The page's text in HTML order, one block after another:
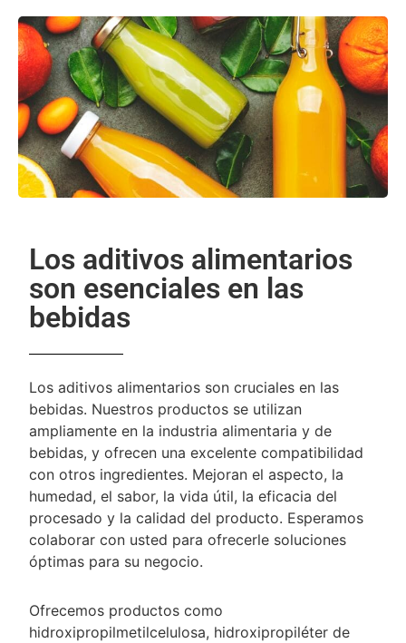
Los aditivos alimentarios
son esenciales en las
bebidas
Los aditivos alimentarios son cruciales en las
bebidas. Nuestros productos se utilizan
ampliamente en la industria alimentaria y de
bebidas, y ofrecen una excelente compatibilidad
con otros ingredientes. Mejoran el aspecto, la
humedad, el sabor, la vida útil, la eficacia del
procesado y la calidad del producto. Esperamos
colaborar con usted para ofrecerle soluciones
óptimas para su negocio.
Ofrecemos productos como
hidroxipropilmetilcelulosa, hidroxipropiléter de